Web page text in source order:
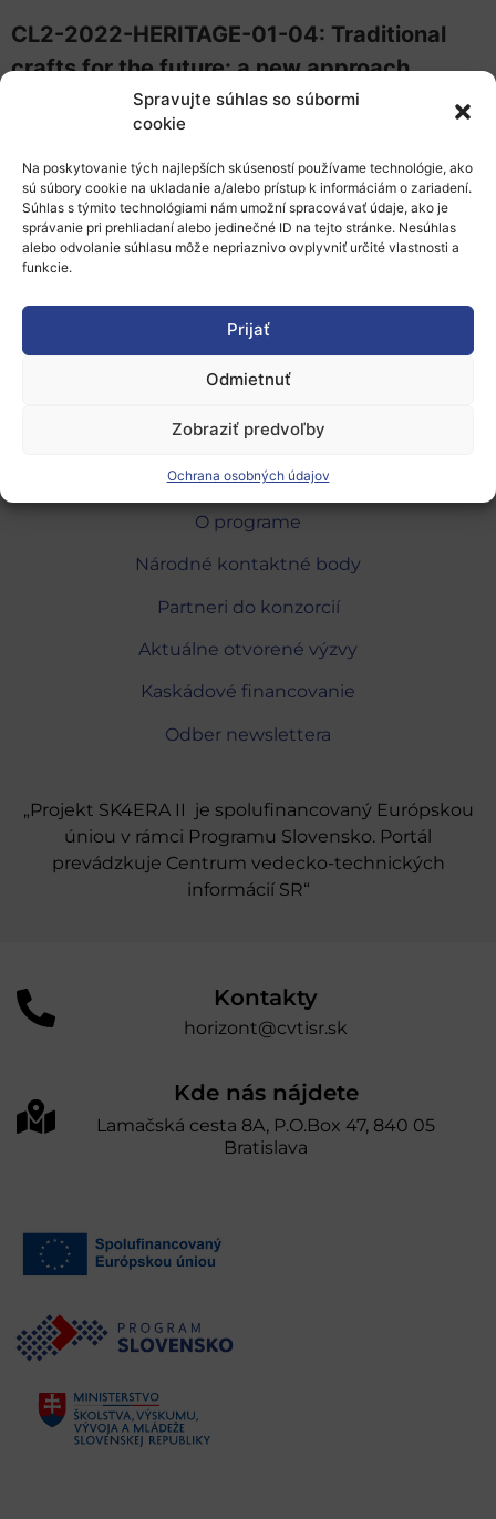
Spravujte súhlas so súbormi
cookie
Na poskytovanie tých najlepších skúseností používame technológie, ako
sú súbory cookie na ukladanie a/alebo prístup k informáciám o zariadení.
Súhlas s týmito technológiami nám umožní spracovávať údaje, ako je
správanie pri prehliadaní alebo jedinečné ID na tejto stránke. Nesúhlas
alebo odvolanie súhlasu môže nepriaznivo ovplyvniť určité vlastnosti a
funkcie.
Prijať
Odmietnuť
Zobraziť predvoľby
Ochrana osobných údajov
CL2-2022-HERITAGE-01-04: Traditional
crafts for the future: a new approach
Prezentácia IMF
Kontaktný formulár
V prípade záujmu, kontaktujte priamo
kontakty vo formulári alebo sa obráťte na
že potrebujete aj viac informácii k danej
výzve. Výzvy ešte nie sú zverejnené na FTO.
O programe
Národné kontaktné body
Partneri do konzorcií
Aktuálne otvorené výzvy
Kaskádové financovanie
Odber newslettera
„Projekt SK4ERA II je spolufinancovaný Európskou
úniou v rámci Programu Slovensko. Portál
prevádzkuje Centrum vedecko-technických
informácií SR“
Kontakty
horizont@cvtisr.sk
Kde nás nájdete
Lamačská cesta 8A, P.O.Box 47, 840 05
Bratislava